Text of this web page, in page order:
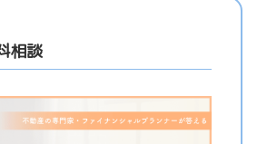
相談